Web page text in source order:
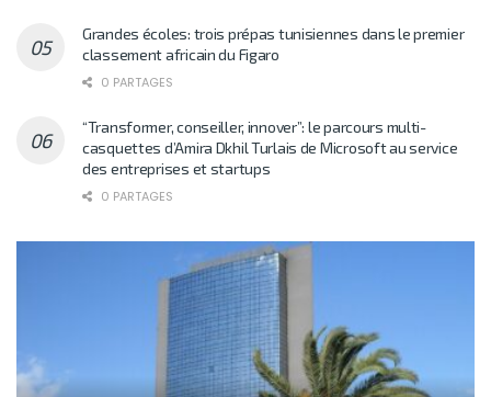
Grandes écoles: trois prépas tunisiennes dans le premier
classement africain du Figaro
0 PARTAGES
“Transformer, conseiller, innover”: le parcours multi-
casquettes d’Amira Dkhil Turlais de Microsoft au service
des entreprises et startups
0 PARTAGES